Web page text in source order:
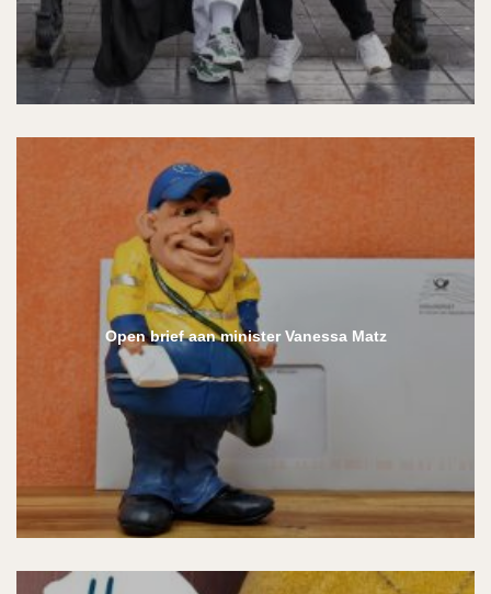
Open brief aan minister Vanessa Matz